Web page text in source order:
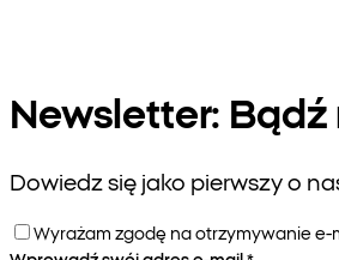
Newsletter:
Dowiedz się jako pierwszy o
Wyrażam zgodę na otrzymywanie e-